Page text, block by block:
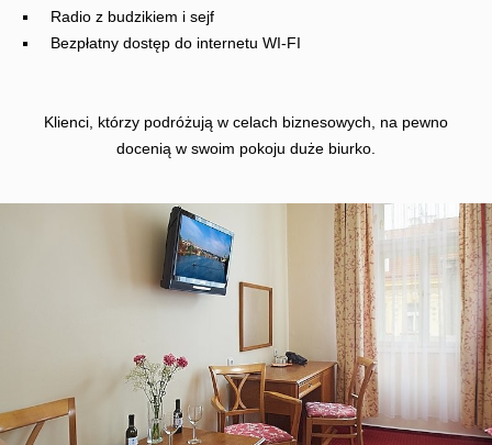
Radio z budzikiem i sejf
Bezpłatny dostęp do internetu WI-FI
Klienci, którzy podróżują w celach biznesowych, na pewno
docenią w swoim pokoju duże biurko.